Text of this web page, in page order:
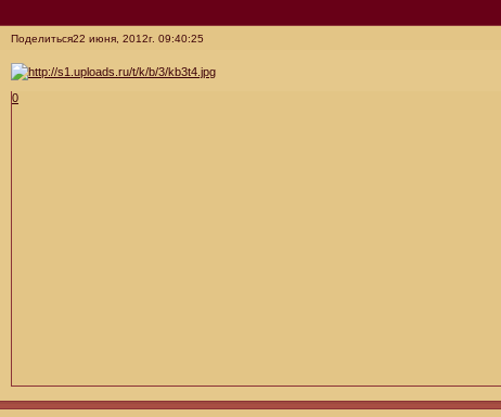
Поделиться22 июня, 2012г. 09:40:25
0